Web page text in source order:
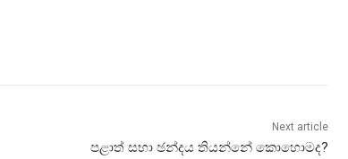
Next article
පළාත් සභා ඡන්දය තියන්නේ කොහොමද?